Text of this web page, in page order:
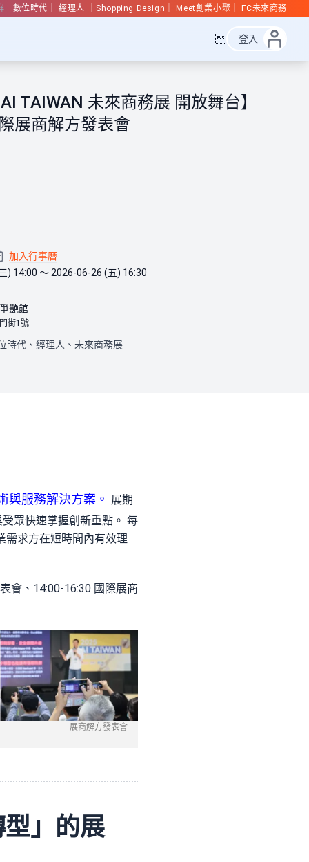
數位時代 經理人 Shopping Design Meet創業小聚 FC未來商務
 登入
AI TAIWAN 未來商務展 開放舞台】
展商解方發表會
加入行事曆
) 14:00 ～ 2026-06-26 (五) 16:30
艷館
街1號
時代、經理人、未來商務展
與服務解決方案。 展期
眾快速掌握創新重點。 每
需求方在短時間內有效理
會、14:00-16:30 國際展商
展商解方發表會
」的展